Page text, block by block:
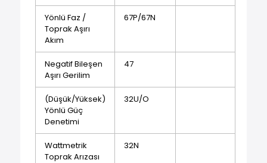
Yönlü Faz /
Toprak Aşırı
Akım
67P/67N
Negatif Bileşen
Aşırı Gerilim
47
(Düşük/Yüksek)
Yönlü Güç
Denetimi
32U/O
Wattmetrik
Toprak Arızası
32N